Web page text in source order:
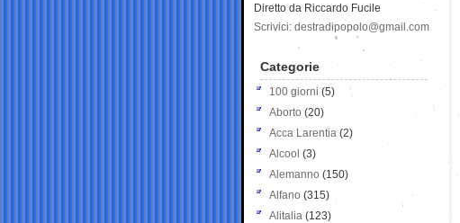
Diretto da Riccardo Fucile
Scrivici: destradipopolo@gmail.com
Categorie
100 giorni (5)
Aborto (20)
Acca Larentia (2)
Alcool (3)
Alemanno (150)
Alfano (315)
Alitalia (123)